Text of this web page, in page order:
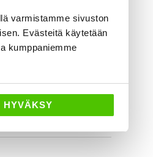
varmistamme sivuston
Evästeitä käytetään
kumppaniemme
HYVÄKSY